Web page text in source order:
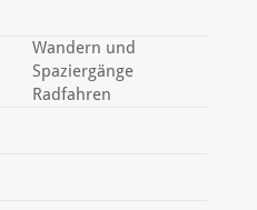
Wandern und
Spaziergänge
Radfahren